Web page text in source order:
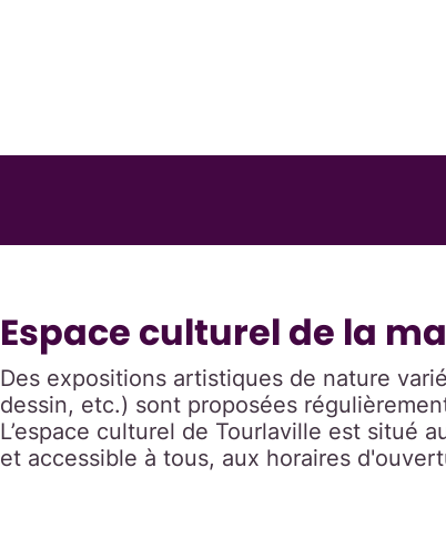
Espace culturel de la
Des expositions artistiques de nature
dessin, etc.) sont proposées
L’espace culturel de Tourlaville est situé
et accessible à tous, aux horaires